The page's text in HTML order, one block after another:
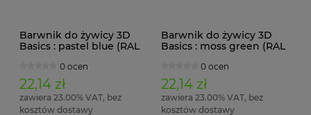
Barwnik do żywicy 3D
Basics : pastel blue (RAL
0 ocen
22,14 zł
zawiera 23.00% VAT, bez
kosztów dostawy
Barwnik do żywicy 3D
Basics : moss green (RAL
0 ocen
22,14 zł
zawiera 23.00% VAT, bez
kosztów dostawy